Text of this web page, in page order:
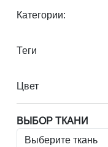
Категории:
Теги
Цвет
ВЫБОР ТКАНИ